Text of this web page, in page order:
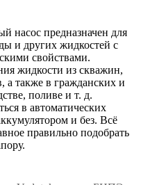
насос предназначен для
и других жидкостей с
свойствами.
жидкости из скважин,
а также в гражданских и
поливе и т. д.
в автоматических
и без. Всё
правильно подобрать